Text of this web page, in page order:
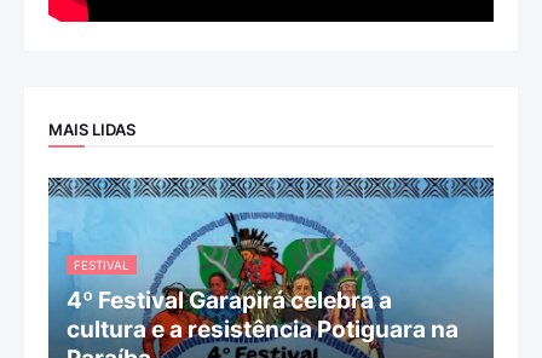
MAIS LIDAS
FESTIVAL
4º Festival Garapirá celebra a
cultura e a resistência Potiguara na